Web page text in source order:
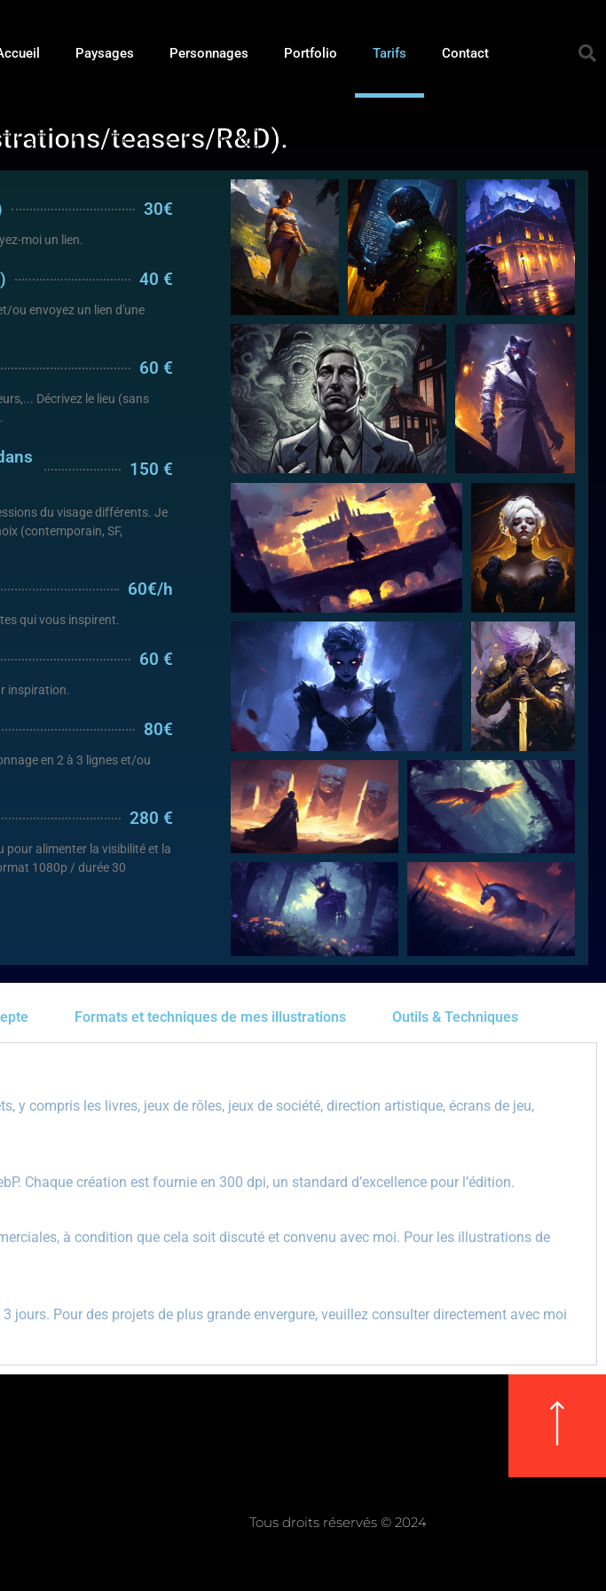
Paysages Personnages Portfolio Tarifs Contact
teasers/R&D).
30€
moi un lien.
40 €
ou envoyez un lien d'une
60 €
Décrivez le lieu (sans
150 €
du visage différents. Je
(contemporain, SF,
60€/h
qui vous inspirent.
60 €
inspiration.
80€
en 2 à 3 lignes et/ou
280 €
pour alimenter la visibilité et la
1080p / durée 30
Formats et techniques de mes illustrations Outils & Techniques
y compris les livres, jeux de rôles, jeux de société, direction artistique, écrans de jeu,
Chaque création est fournie en 300 dpi, un standard d’excellence pour l’édition.
à condition que cela soit discuté et convenu avec moi. Pour les illustrations de
jours. Pour des projets de plus grande envergure, veuillez consulter directement avec moi
Tous droits réservés © 2024